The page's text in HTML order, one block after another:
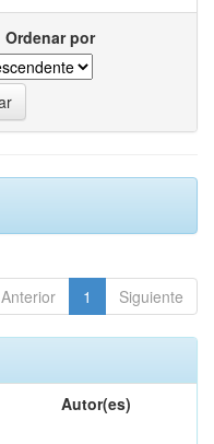
Ordenar por
Anterior 1 Siguiente
Autor(es)